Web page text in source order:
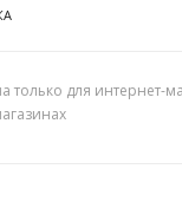
только для интернет-